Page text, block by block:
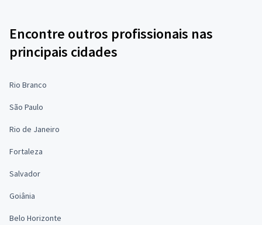
Encontre outros profissionais nas
principais cidades
Rio Branco
São Paulo
Rio de Janeiro
Fortaleza
Salvador
Goiânia
Belo Horizonte